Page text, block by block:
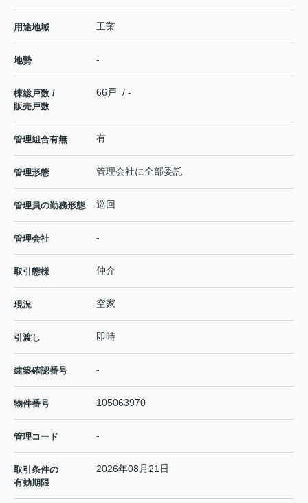
用途地域 工業
地勢 -
棟総戸数 /
販売戸数
66戸 / -
管理組合有無 有
管理形態 管理会社に全部委託
管理員の勤務形態 巡回
管理会社 -
取引態様 仲介
現況 空家
引渡し 即時
建築確認番号 -
物件番号 105063970
管理コード -
取引条件の
有効期限
2026年08月21日